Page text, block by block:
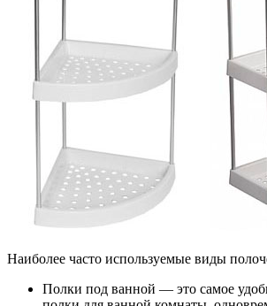
Наиболее часто используемые виды
Полки под ванной — это самое